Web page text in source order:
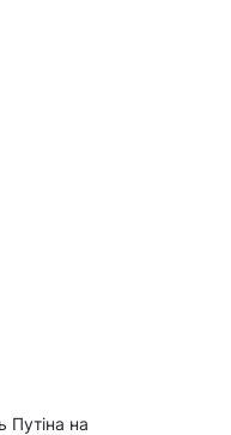
Путіна на